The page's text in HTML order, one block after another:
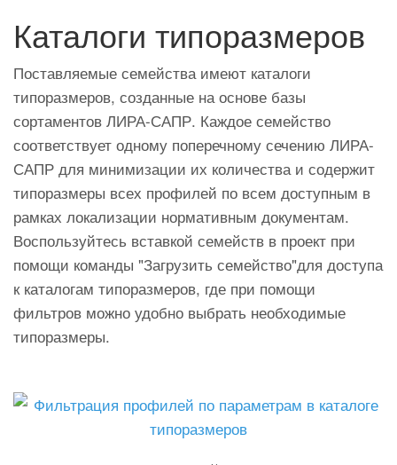
Каталоги типоразмеров
Поставляемые семейства имеют каталоги
типоразмеров, созданные на основе базы
сортаментов ЛИРА-САПР. Каждое семейство
соответствует одному поперечному сечению ЛИРА-
САПР для минимизации их количества и содержит
типоразмеры всех профилей по всем доступным в
рамках локализации нормативным документам.
Воспользуйтесь вставкой семейств в проект при
помощи команды "Загрузить семейство"для доступа
к каталогам типоразмеров, где при помощи
фильтров можно удобно выбрать необходимые
типоразмеры.